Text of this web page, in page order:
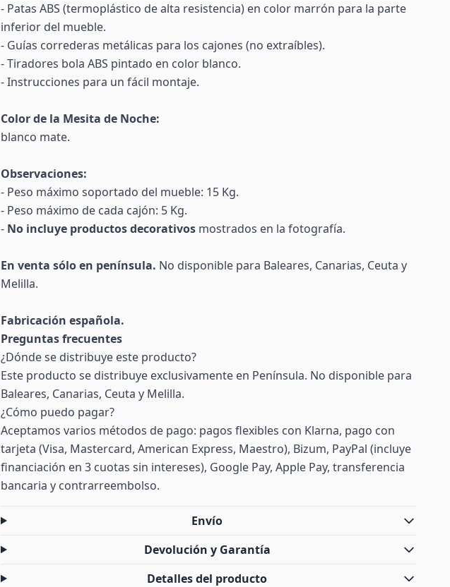
- Patas ABS (termoplástico de alta resistencia) en color marrón para la parte
inferior del mueble.
- Guías correderas metálicas para los cajones (no extraíbles).
- Tiradores bola ABS pintado en color blanco.
- Instrucciones para un fácil montaje.
Color de la Mesita de Noche:
blanco mate.
Observaciones:
- Peso máximo soportado del mueble: 15 Kg.
- Peso máximo de cada cajón: 5 Kg.
- No incluye productos decorativos mostrados en la fotografía.
En venta sólo en península. No disponible para Baleares, Canarias, Ceuta y
Melilla.
Fabricación española.
Preguntas frecuentes
¿Dónde se distribuye este producto?
Este producto se distribuye exclusivamente en Península. No disponible para
Baleares, Canarias, Ceuta y Melilla.
¿Cómo puedo pagar?
Aceptamos varios métodos de pago: pagos flexibles con Klarna, pago con
tarjeta (Visa, Mastercard, American Express, Maestro), Bizum, PayPal (incluye
financiación en 3 cuotas sin intereses), Google Pay, Apple Pay, transferencia
bancaria y contrarreembolso.
Envío
Devolución y Garantía
Detalles del producto